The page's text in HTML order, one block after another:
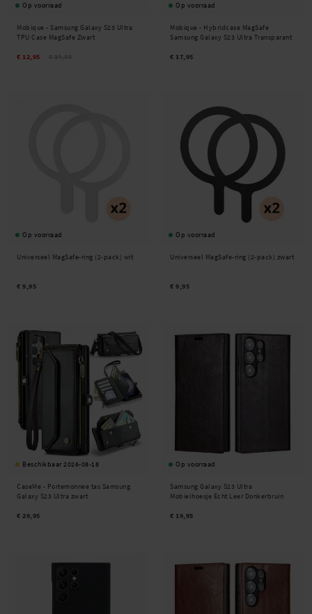
Op voorraad
Mobique - Samsung Galaxy S23 Ultra
TPU Case MagSafe Zwart
€ 12,95
Op voorraad
Mobique - Hybridcase MagSafe
Samsung Galaxy S23 Ultra Transparant
€ 17,95
Op voorraad
Universeel MagSafe-ring (2-pack) wit
€ 9,95
Op voorraad
Universeel MagSafe-ring (2-pack) zwart
€ 9,95
Beschikbaar 2026-08-18
CaseMe - Portemonnee tas Samsung
Galaxy S23 Ultra zwart
€ 29,95
Op voorraad
Samsung Galaxy S23 Ultra
Mobielhoesje Echt Leer Donkerbruin
€ 19,95